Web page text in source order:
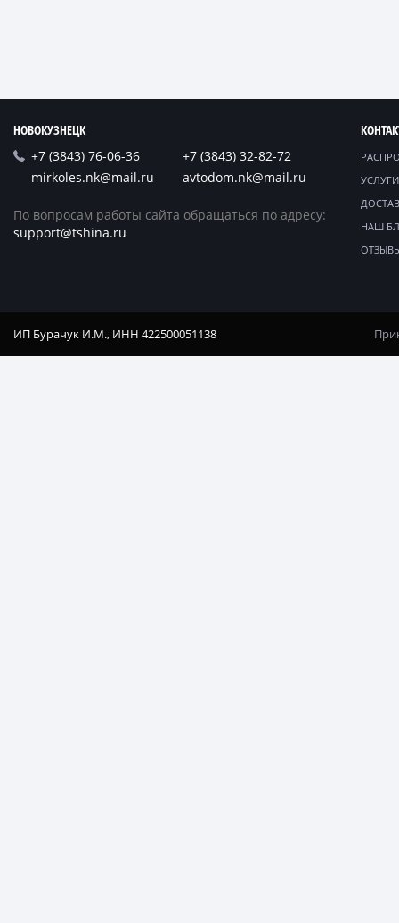
НОВОКУЗНЕЦК
+7 (3843) 76-06-36
+7 (3843) 32-82-72
mirkoles.nk@mail.ru
avtodom.nk@mail.ru
По вопросам работы сайта обращаться по адресу:
support@tshina.ru
НАШ
ИП Бурачук И.М., ИНН 422500051138